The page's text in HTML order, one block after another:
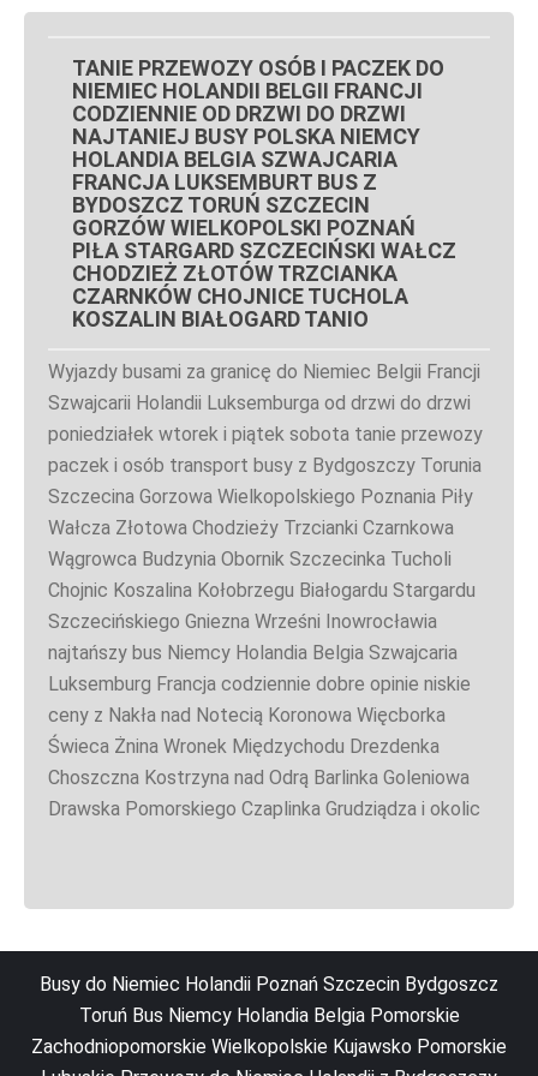
tani bus do Szczecina
Kołobrzegu Piły
Chojnic Tucholi
Więcborka Nakła nad
Notecią Białogardu
Gryfic Sępólna
Krajeńskiego
Człuchowa Szczecinka
Barwic Świdnicy
Trzcianki Złotowa
Wałcza z pod adresu
na adres tanio cena od
drzwi do drzwi
TANIE PRZEWOZY OSÓB I PACZEK DO
NIEMIEC HOLANDII BELGII FRANCJI
CODZIENNIE OD DRZWI DO DRZWI
NAJTANIEJ BUSY POLSKA NIEMCY
HOLANDIA BELGIA SZWAJCARIA
FRANCJA LUKSEMBURT BUS Z
BYDOSZCZ TORUŃ SZCZECIN
GORZÓW WIELKOPOLSKI POZNAŃ
PIŁA STARGARD SZCZECIŃSKI WAŁCZ
CHODZIEŻ ZŁOTÓW TRZCIANKA
CZARNKÓW CHOJNICE TUCHOLA
KOSZALIN BIAŁOGARD TANIO
Wyjazdy busami za granicę do Niemiec Belgii Francji
Szwajcarii Holandii Luksemburga od drzwi do drzwi
poniedziałek wtorek i piątek sobota tanie przewozy
paczek i osób transport busy z Bydgoszczy Torunia
Szczecina Gorzowa Wielkopolskiego Poznania Piły
Wałcza Złotowa Chodzieży Trzcianki Czarnkowa
Wągrowca Budzynia Obornik Szczecinka Tucholi
Chojnic Koszalina Kołobrzegu Białogardu Stargardu
Szczecińskiego Gniezna Wrześni Inowrocławia
najtańszy bus Niemcy Holandia Belgia Szwajcaria
Luksemburg Francja codziennie dobre opinie niskie
ceny z Nakła nad Notecią Koronowa Więcborka
Świeca Żnina Wronek Międzychodu Drezdenka
Choszczna Kostrzyna nad Odrą Barlinka Goleniowa
Drawska Pomorskiego Czaplinka Grudziądza i okolic
Busy do Niemiec Holandii Poznań Szczecin Bydgoszcz
Toruń Bus Niemcy Holandia Belgia Pomorskie
Zachodniopomorskie Wielkopolskie Kujawsko Pomorskie